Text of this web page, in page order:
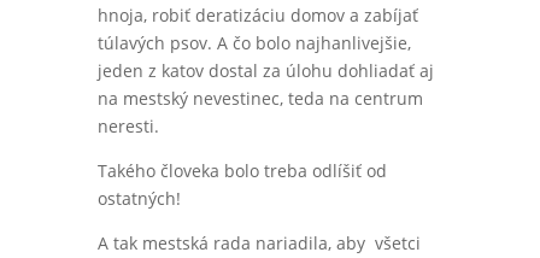
hnoja, robiť deratizáciu domov a zabíjať
túlavých psov. A čo bolo najhanlivejšie,
jeden z katov dostal za úlohu dohliadať aj
na mestský nevestinec, teda na centrum
neresti.
Takého človeka bolo treba odlíšiť od
ostatných!
A tak mestská rada nariadila, aby všetci